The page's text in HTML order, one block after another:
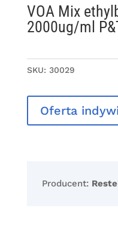
VOA Mix
2000ug/ml
SKU: 30029
Oferta
Producent: